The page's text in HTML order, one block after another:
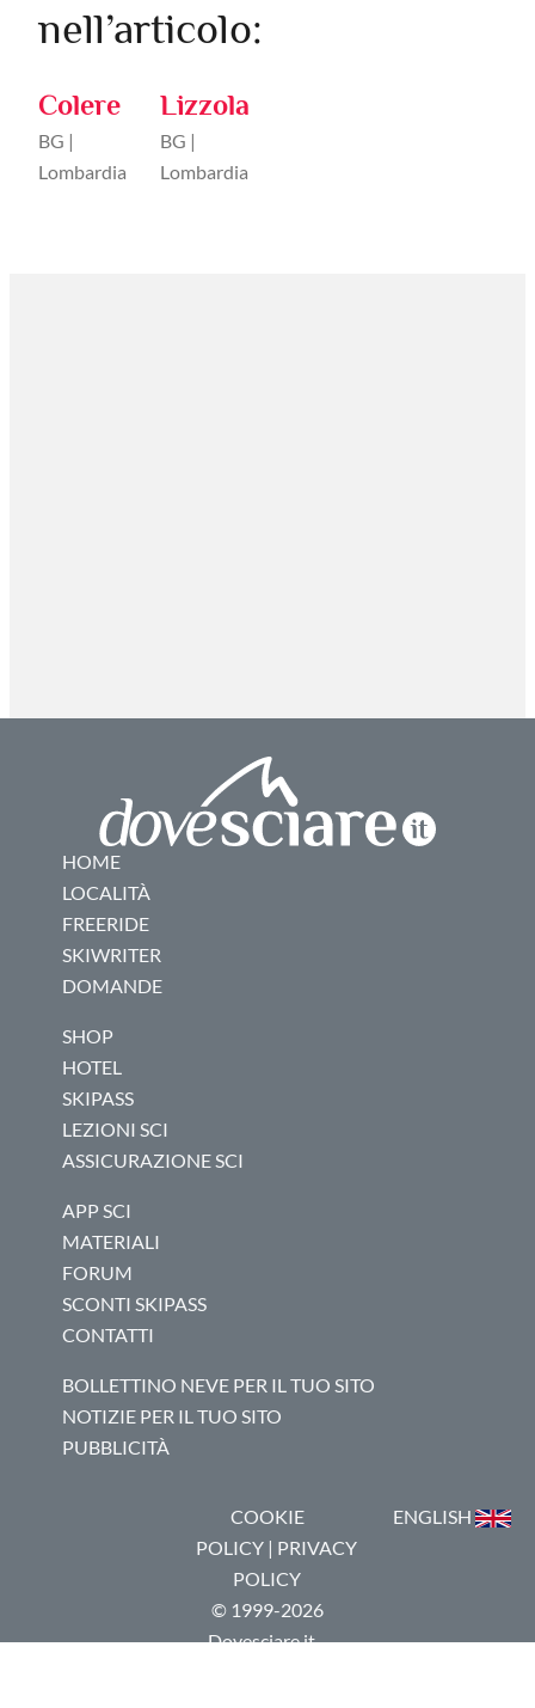
nell’articolo:
Colere
BG |
Lombardia
Lizzola
BG |
Lombardia
HOME
LOCALITÀ
FREERIDE
SKIWRITER
DOMANDE
SHOP
HOTEL
SKIPASS
LEZIONI SCI
ASSICURAZIONE SCI
APP SCI
MATERIALI
FORUM
SCONTI SKIPASS
CONTATTI
BOLLETTINO NEVE PER IL TUO SITO
NOTIZIE PER IL TUO SITO
PUBBLICITÀ
COOKIE
POLICY| PRIVACY
POLICY
© 1999-2026
Dovesciare.it -
ENGLISH